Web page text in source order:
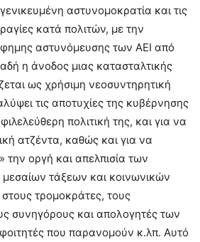
αστυνομοκρατία και τις
κατά πολιτών, με την
αστυνόμευσης των ΑΕΙ από
η άνοδος μιας κατασταλτικής
ως χρήσιμη νεοσυντηρητική
τις αποτυχίες της κυβέρνησης
πολιτική της, και για να
ατζέντα, καθώς και για να
την οργή και απελπισία των
τάξεων και κοινωνικών
τρομοκράτες, τους
συνηγόρους και απολογητές των
που παρανομούν κ.λπ. Αυτό